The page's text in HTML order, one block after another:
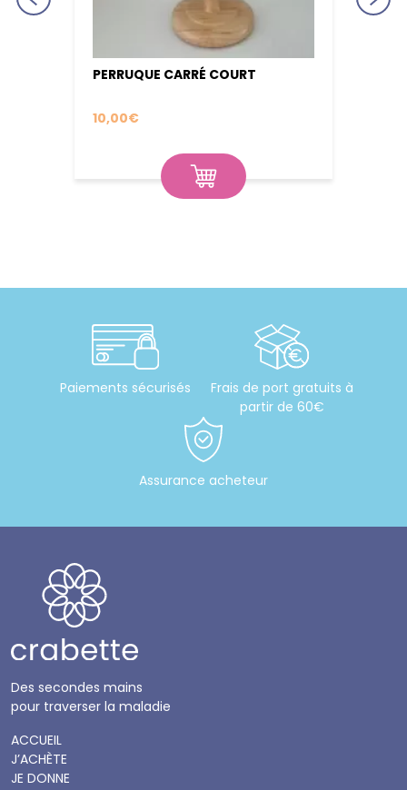
PERRUQUE CARRÉ COURT
10,00€
Paiements sécurisés
Frais de port gratuits à
partir de 60€
Assurance acheteur
Des secondes mains
pour traverser la maladie
ACCUEIL
J’ACHÈTE
JE DONNE